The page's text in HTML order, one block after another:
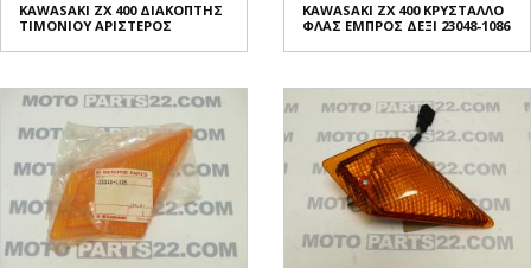
KAWASAKI ZX 400 ΔΙΑΚΟΠΤΗΣ
ΤΙΜΟΝΙΟΥ ΑΡΙΣΤΕΡΟΣ
KAWASAKI ZX 400 ΚΡΥΣΤΑΛΛΟ
ΦΛΑΣ ΕΜΠΡΟΣ ΔΕΞΙ 23048-1086